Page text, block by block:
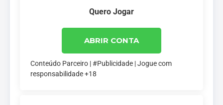
Quero Jogar
ABRIR CONTA
Conteúdo Parceiro | #Publicidade | Jogue com
responsabilidade +18